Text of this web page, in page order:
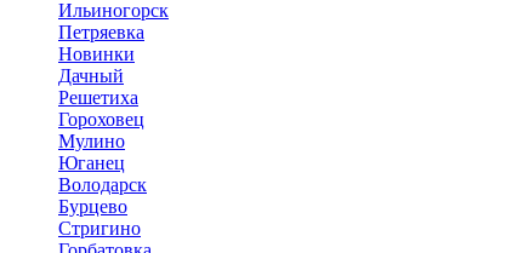
Ильиногорск
Петряевка
Новинки
Дачный
Решетиха
Гороховец
Мулино
Юганец
Володарск
Бурцево
Стригино